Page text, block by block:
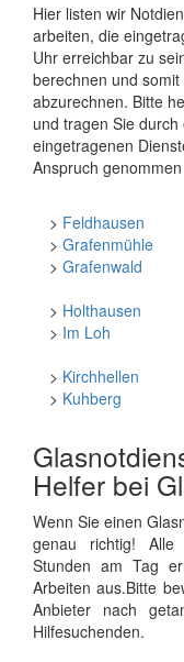
Hier listen wir
arbeiten, die
Uhr erreichbar zu
berechnen und
abzurechnen. Bitte
und tragen Sie
eingetragenen
Anspruch
> Feldhausen
> Grafenmühle
> Grafenwald
> Holthausen
> Im Loh
> Kirchhellen
> Kuhberg
Helfer bei
Wenn Sie einen
genau richtig!
Stunden am Tag
Arbeiten aus.Bitte
Anbieter nach
Hilfesuchenden.